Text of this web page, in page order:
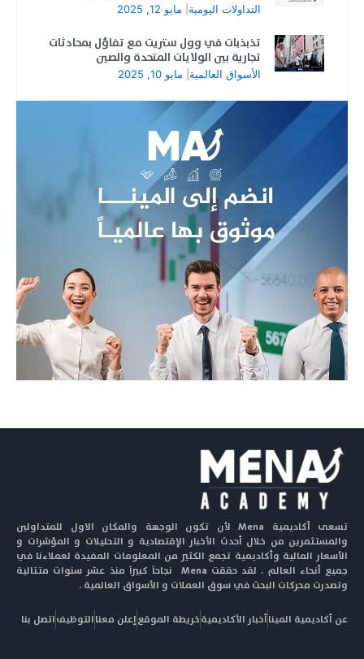
التداولات اليومية مايو 12, 2025
تذبذبات في وول ستريت مع تفاؤل بمحادثات
تجارية بين الولايات المتحدة والصين
الأسواق العالمية مايو 10, 2025
تسعى أكاديمية Mena لأن تكون الوجهة والمكان الاول للمتداولين
والمستثمرين من خلال أحدث الأخبار الإقتصادية و التحليلات و المؤشرات و
الأسعار المالية وأكاديمية تجمع الكثير من المعلومات المفيدة لعملاءنا في
جميع أنحاء العالم . لقد حققت Mena نجاحاً كبيراً منذ عشر سنوات متتالية
وتصدرت محركات البحث في سوق العملات و الأسواق العالمية .
عن أكاديمية الميناأخبار الأكاديميةخريطة الموقعإعلن معناالتوظيفاتصل بنا